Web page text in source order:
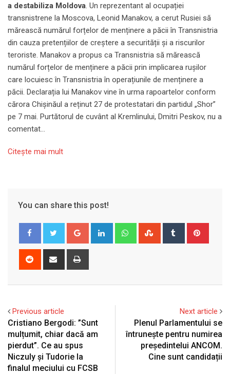
a destabiliza Moldova. Un reprezentant al ocupației
transnistrene la Moscova, Leonid Manakov, a cerut Rusiei să
mărească numărul forțelor de menținere a păcii în Transnistria
din cauza pretențiilor de creștere a securității și a riscurilor
teroriste. Manakov a propus ca Transnistria să mărească
numărul forțelor de menținere a păcii prin implicarea rușilor
care locuiesc în Transnistria în operațiunile de menținere a
păcii. Declarația lui Manakov vine în urma rapoartelor conform
cărora Chișinăul a reținut 27 de protestatari din partidul „Shor”
pe 7 mai. Purtătorul de cuvânt al Kremlinului, Dmitri Peskov, nu a
comentat…
Citeşte mai mult
You can share this post!
Google+ LinkedIn WhatsappStumbleUpon
Tumblr
Reddit
Share
Previous article
Cristiano Bergodi: ”Sunt
mulțumit, chiar dacă am
pierdut”. Ce au spus
Niczuly și Tudorie la
finalul meciului cu FCSB
Next article
Plenul Parlamentului se
întruneşte pentru numirea
preşedintelui ANCOM.
Cine sunt candidații